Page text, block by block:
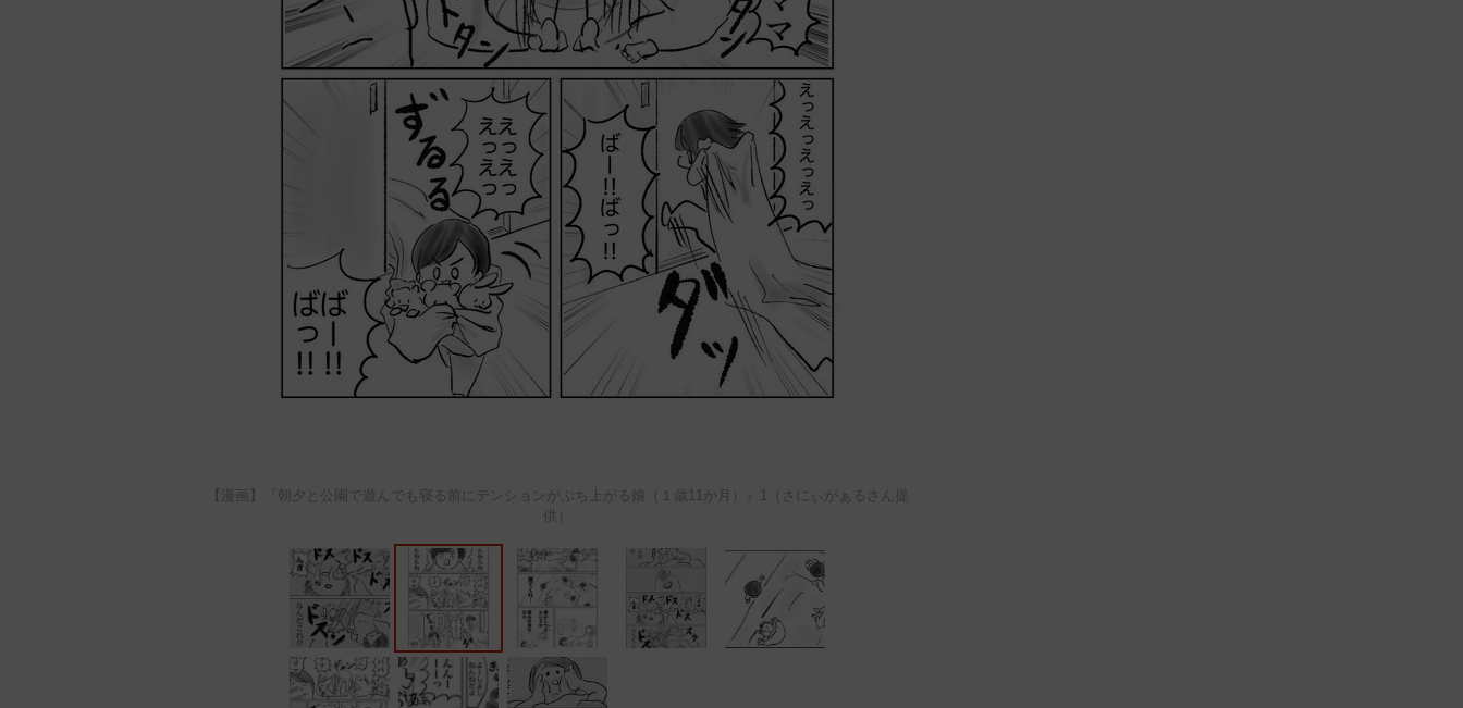
【漫画】『朝夕と公園で遊んでも寝る前にテンションがぶち上がる娘（１歳11か月）』1（さにぃがぁるさん提
供）